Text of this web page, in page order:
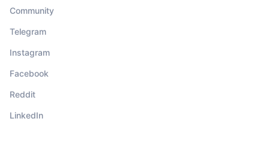
Community
Telegram
Instagram
Facebook
Reddit
LinkedIn